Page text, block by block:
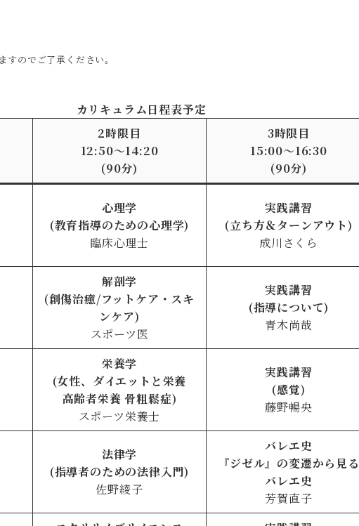
のでご了承ください。
カリキュラム日程表予定
2時限目
12:50〜14:20
(90分)
3時限目
15:00〜16:30
(90分)
心理学
(教育指導のための心理学)
臨床心理士
実践講習
(立ち方＆ターンアウト)
成川さくら
解剖学
(創傷治癒/フットケア・スキ
ンケア)
スポーツ医
実践講習
(指導について)
青木尚哉
栄養学
(女性、ダイエットと栄養
高齢者栄養 骨粗鬆症)
スポーツ栄養士
実践講習
(感覚)
藤野暢央
法律学
(指導者のための法律入門)
佐野綾子
バレエ史
『ジゼル』の変遷から見る
バレエ史
芳賀直子